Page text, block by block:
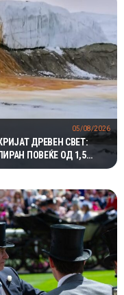
ДРЕВЕН СВЕТ:
ПОВЕЌЕ ОД 1,5
05/08/2026